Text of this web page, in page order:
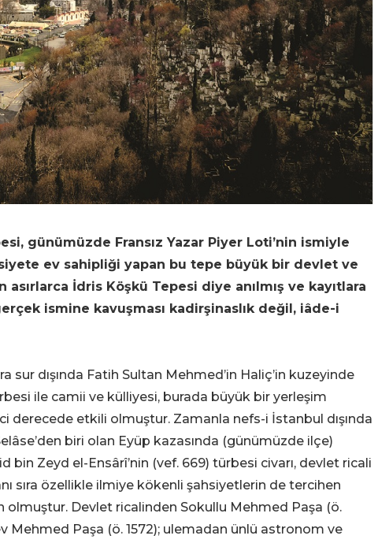
günümüzde Fransız Yazar Piyer Loti’nin ismiyle
ev sahipliği yapan bu tepe büyük bir devlet ve
İdris Köşkü Tepesi diye anılmış ve kayıtlara
ismine kavuşması kadirşinaslık değil, iâde-i
sur dışında Fatih Sultan Mehmed’in Haliç’in kuzeyinde
ile camii ve külliyesi, burada büyük bir yerleşim
derecede etkili olmuştur. Zamanla nefs-i İstanbul dışında
biri olan Eyüp kazasında (günümüzde ilçe)
bin Zeyd el-Ensârî’nin (vef. 669) türbesi civarı, devlet ricali
sıra özellikle ilmiye kökenli şahsiyetlerin de tercihen
Devlet ricalinden Sokullu Mehmed Paşa (ö.
Mehmed Paşa (ö. 1572); ulemadan ünlü astronom ve